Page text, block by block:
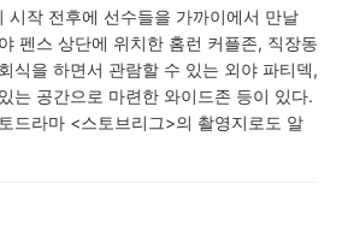
시작 전후에 선수들을 가까이에서 만날
펜스 상단에 위치한 홈런 커플존, 직장동
식을 하면서 관람할 수 있는 외야 파티덱,
는 공간으로 마련한 와이드존 등이 있다.
드라마 <스토브리그>의 촬영지로도 알